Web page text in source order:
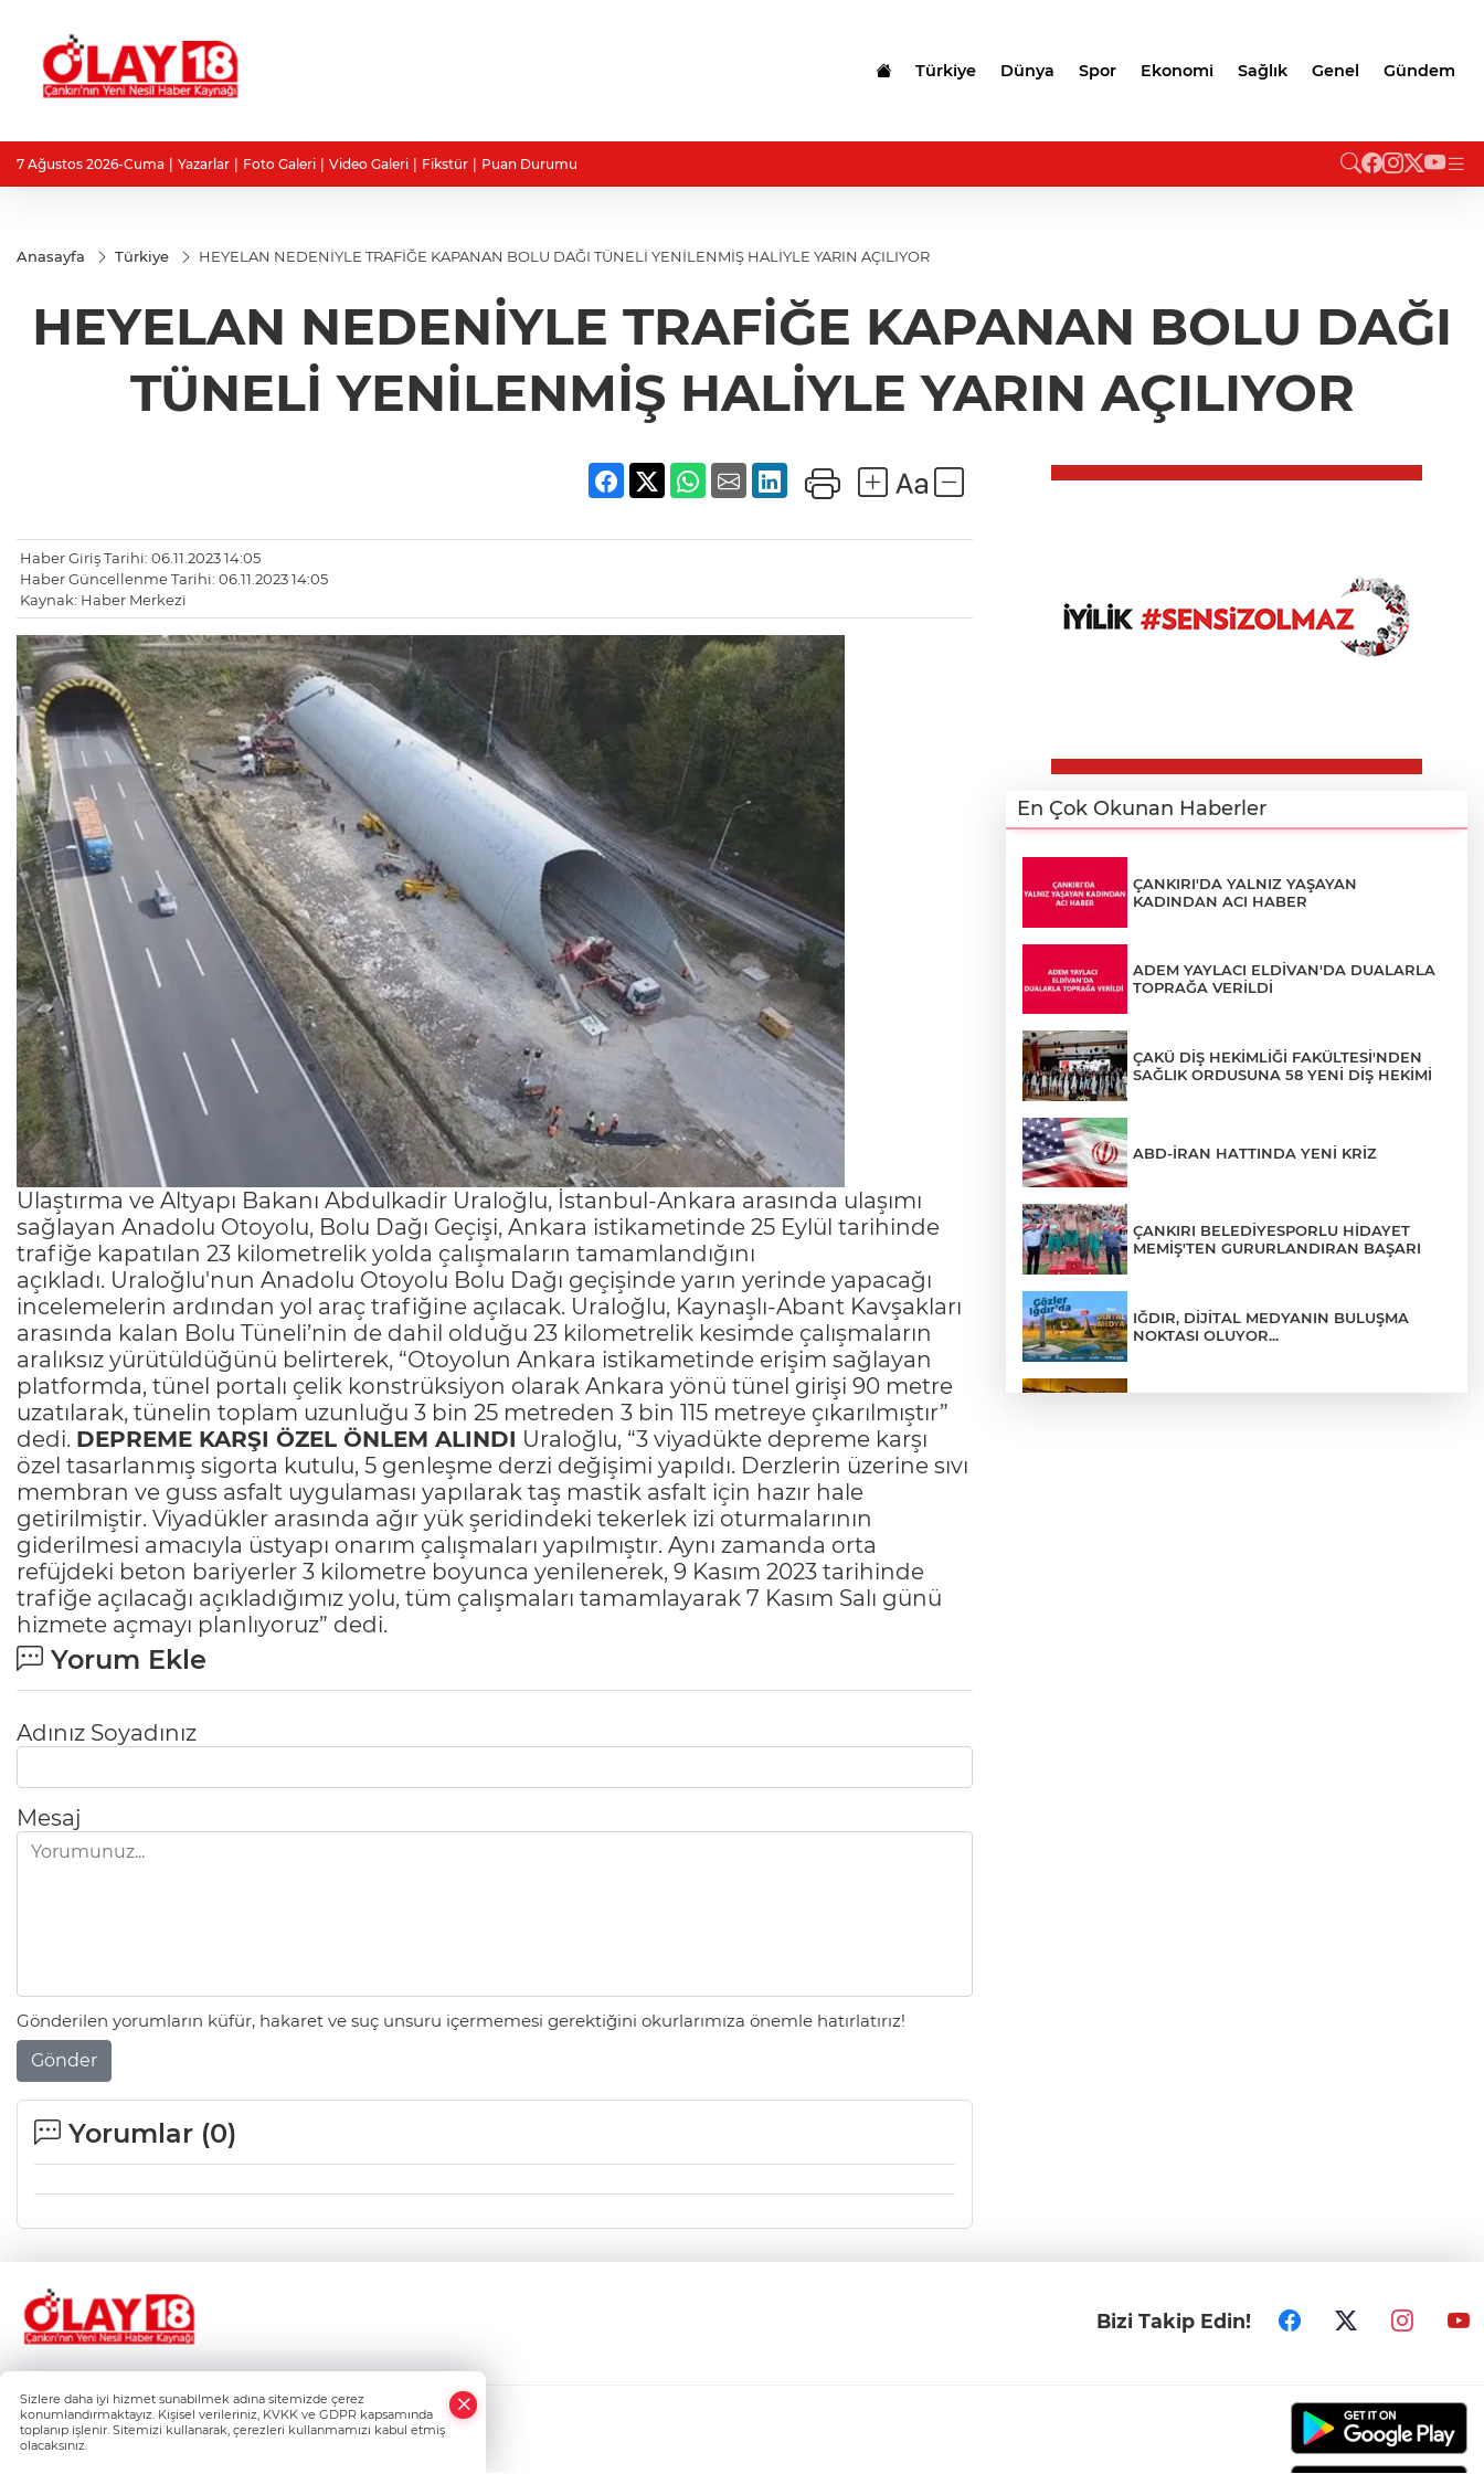
Türkiye Dünya Spor Ekonomi Sağlık Genel Gündem
7 Ağustos 2026-Cuma Yazarlar Foto Galeri Video Galeri Fikstür Puan Durumu
Anasayfa Türkiye HEYELAN NEDENİYLE TRAFİĞE KAPANAN BOLU DAĞI TÜNELİ YENİLENMİŞ HALİYLE YARIN AÇILIYOR
HEYELAN NEDENİYLE TRAFİĞE KAPANAN BOLU DAĞI
TÜNELİ YENİLENMİŞ HALİYLE YARIN AÇILIYOR
Haber Giriş Tarihi: 06.11.2023 14:05
Haber Güncellenme Tarihi: 06.11.2023 14:05
Kaynak: Haber Merkezi
Ulaştırma ve Altyapı Bakanı Abdulkadir Uraloğlu, İstanbul-Ankara arasında ulaşımı
sağlayan Anadolu Otoyolu, Bolu Dağı Geçişi, Ankara istikametinde 25 Eylül tarihinde
trafiğe kapatılan 23 kilometrelik yolda çalışmaların tamamlandığını
açıkladı. Uraloğlu'nun Anadolu Otoyolu Bolu Dağı geçişinde yarın yerinde yapacağı
incelemelerin ardından yol araç trafiğine açılacak. Uraloğlu, Kaynaşlı-Abant Kavşakları
arasında kalan Bolu Tüneli’nin de dahil olduğu 23 kilometrelik kesimde çalışmaların
aralıksız yürütüldüğünü belirterek, “Otoyolun Ankara istikametinde erişim sağlayan
platformda, tünel portalı çelik konstrüksiyon olarak Ankara yönü tünel girişi 90 metre
uzatılarak, tünelin toplam uzunluğu 3 bin 25 metreden 3 bin 115 metreye çıkarılmıştır”
dedi. DEPREME KARŞI ÖZEL ÖNLEM ALINDI Uraloğlu, “3 viyadükte depreme karşı
özel tasarlanmış sigorta kutulu, 5 genleşme derzi değişimi yapıldı. Derzlerin üzerine sıvı
membran ve guss asfalt uygulaması yapılarak taş mastik asfalt için hazır hale
getirilmiştir. Viyadükler arasında ağır yük şeridindeki tekerlek izi oturmalarının
giderilmesi amacıyla üstyapı onarım çalışmaları yapılmıştır. Aynı zamanda orta
refüjdeki beton bariyerler 3 kilometre boyunca yenilenerek, 9 Kasım 2023 tarihinde
trafiğe açılacağı açıkladığımız yolu, tüm çalışmaları tamamlayarak 7 Kasım Salı günü
hizmete açmayı planlıyoruz” dedi.
Yorum Ekle
Adınız Soyadınız
Mesaj
Gönderilen yorumların küfür, hakaret ve suç unsuru içermemesi gerektiğini okurlarımıza önemle hatırlatırız!
Gönder
Yorumlar (0)
En Çok Okunan Haberler
ÇANKIRI'DA YALNIZ YAŞAYAN
KADINDAN ACI HABER
ADEM YAYLACI ELDİVAN'DA DUALARLA
TOPRAĞA VERİLDİ
ÇAKÜ DİŞ HEKİMLİĞİ FAKÜLTESİ'NDEN
SAĞLIK ORDUSUNA 58 YENİ DİŞ HEKİMİ
ABD-İRAN HATTINDA YENİ KRİZ
ÇANKIRI BELEDİYESPORLU HİDAYET
MEMİŞ'TEN GURURLANDIRAN BAŞARI
IĞDIR, DİJİTAL MEDYANIN BULUŞMA
NOKTASI OLUYOR...
Bizi Takip Edin!
Gizlilik Politikası
Çerez Politikası
Sizlere daha iyi hizmet sunabilmek adına sitemizde çerez
konumlandırmaktayız. Kişisel verileriniz, KVKK ve GDPR kapsamında
toplanıp işlenir. Sitemizi kullanarak, çerezleri kullanmamızı kabul etmiş
olacaksınız.